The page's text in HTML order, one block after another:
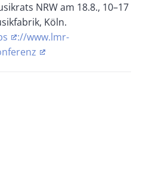
NRW am 18.8., 10–17
Köln.
://www.lmr-